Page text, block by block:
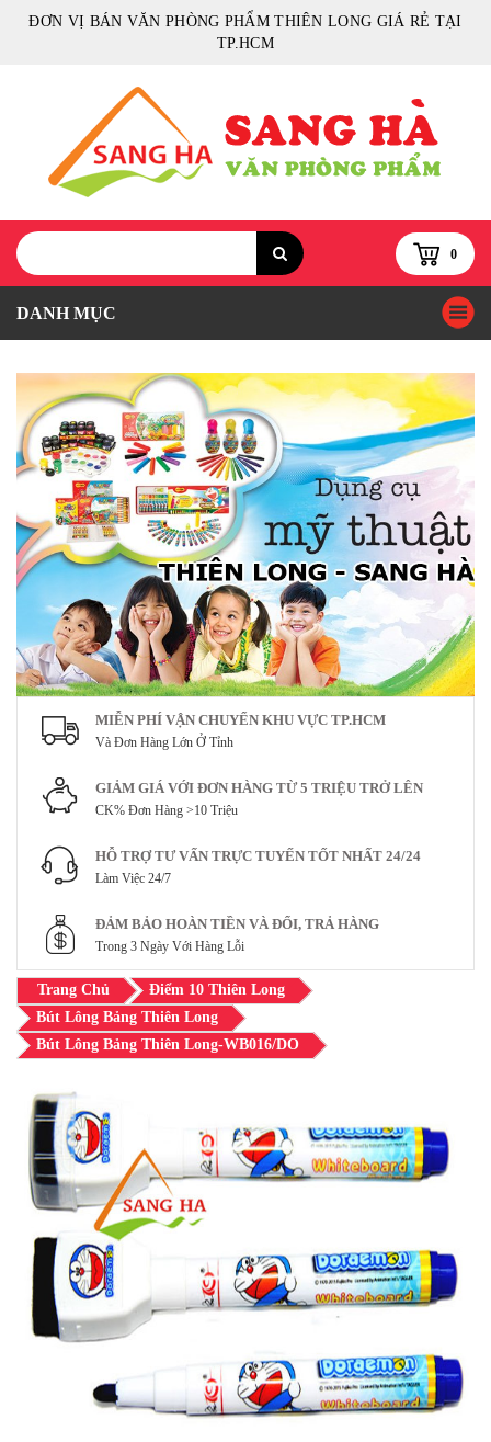
ĐƠN VỊ BÁN VĂN PHÒNG PHẨM THIÊN LONG GIÁ RẺ TẠI
TP.HCM
0
DANH MỤC
MIỄN PHÍ VẬN CHUYỂN KHU VỰC TP.HCM
Và Đơn Hàng Lớn Ở Tỉnh
GIẢM GIÁ VỚI ĐƠN HÀNG TỪ 5 TRIỆU TRỞ LÊN
CK% Đơn Hàng >10 Triệu
HỖ TRỢ TƯ VẤN TRỰC TUYẾN TỐT NHẤT 24/24
Làm Việc 24/7
ĐẢM BẢO HOÀN TIỀN VÀ ĐỔI, TRẢ HÀNG
Trong 3 Ngày Với Hàng Lỗi
Trang Chủ
Điểm 10 Thiên Long
Bút Lông Bảng Thiên Long
Bút Lông Bảng Thiên Long-WB016/DO